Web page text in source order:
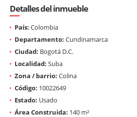
Detalles del inmueble
País: Colombia
Departamento: Cundinamarca
Ciudad: Bogotá D.C.
Localidad: Suba
Zona / barrio: Colina
Código: 10022649
Estado: Usado
Área Construida: 140 m²